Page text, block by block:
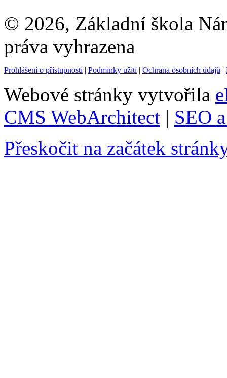
© 2026, Základní škola
práva vyhrazena
Prohlášení o přístupnosti | Podmínky užití| Ochrana osobních údajů |
Webové stránky vytvořila
CMS WebArchitect | SEO
Přeskočit na začátek